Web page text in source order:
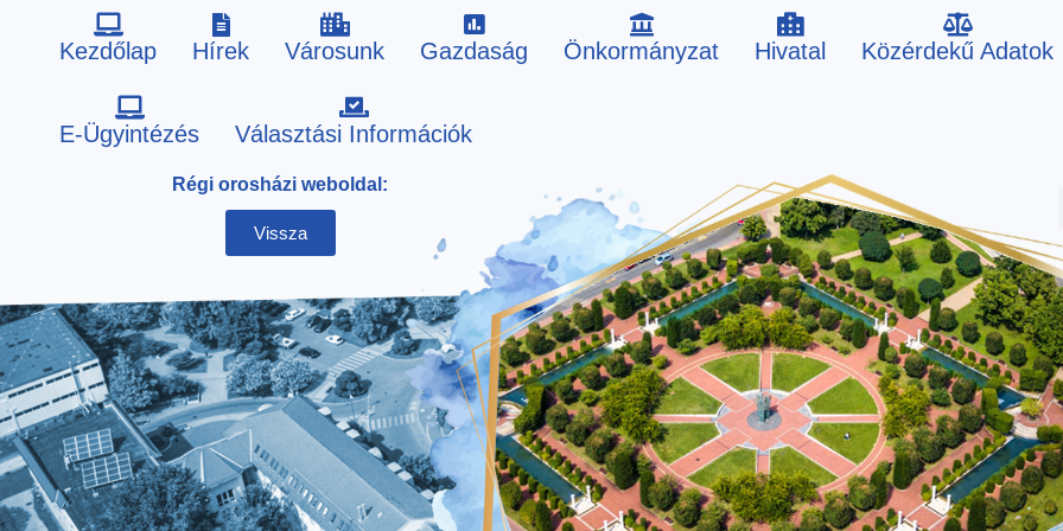
Kezdőlap Hírek Városunk Gazdaság Önkormányzat Hivatal Közérdekű Adatok
E-Ügyintézés Választási Információk
Régi orosházi weboldal:
Vissza